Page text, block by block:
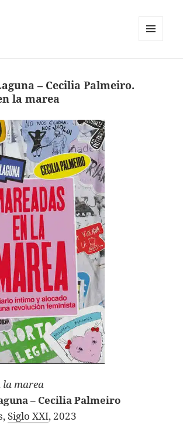
– Cecilia Palmeiro.
la marea
la marea
– Cecilia Palmeiro
Siglo XXI, 2023